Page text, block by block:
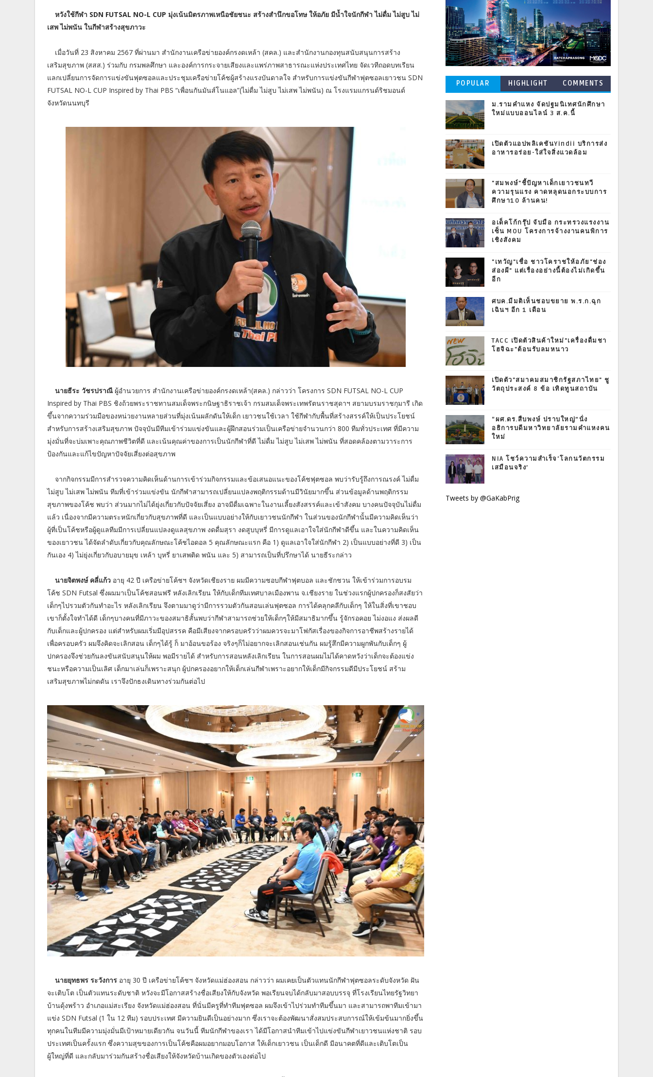
หวังใช้กีฬา SDN FUTSAL NO-L CUP มุ่งเน้นมิตรภาพเหนือชัยชนะ สร้างสำนึกขอโทษ ให้อภัย มีน้ำใจนักกีฬา ไม่ดื่ม ไม่สูบ ไม่
เสพ ไม่พนัน ในกีฬาสร้างสุขภาวะ
เมื่อวันที่ 23 สิงหาคม 2567 ที่ผ่านมา สำนักงานเครือข่ายองค์กรงดเหล้า (สคล.) และสำนักงานกองทุนสนับสนุนการสร้าง
เสริมสุขภาพ (สสส.) ร่วมกับ กรมพลศึกษา และองค์การกระจายเสียงและแพร่ภาพสาธารณะแห่งประเทศไทย จัดเวทีถอดบทเรียน
แลกเปลี่ยนการจัดการแข่งขันฟุตซอลและประชุมเครือข่ายโค้ชผู้สร้างแรงบันดาลใจ สำหรับการแข่งขันกีฬาฟุตซอลเยาวชน SDN
FUTSAL NO-L CUP Inspired by Thai PBS “เพื่อนกันมันส์โนแอล”(ไม่ดื่ม ไม่สูบ ไม่เสพ ไม่พนัน) ณ โรงแรมแกรนด์ริชมอนด์
จังหวัดนนทบุรี
นายธีระ วัชรปราณี ผู้อำนวยการ สำนักงานเครือข่ายองค์กรงดเหล้า(สคล.) กล่าวว่า โครงการ SDN FUTSAL NO-L CUP
Inspired by Thai PBS ชิงถ้วยพระราชทานสมเด็จพระกนิษฐาธิราชเจ้า กรมสมเด็จพระเทพรัตนราชสุดาฯ สยามบรมราชกุมารี เกิด
ขึ้นจากความร่วมมือของหน่วยงานหลายส่วนที่มุ่งเน้นผลักดันให้เด็ก เยาวชนใช้เวลา ใช้กีฬากับพื้นที่สร้างสรรค์ให้เป็นประโยชน์
สำหรับการสร้างเสริมสุขภาพ ปัจจุบันมีทีมเข้าร่วมแข่งขันและผู้ฝึกสอนร่วมเป็นเครือข่ายจำนวนกว่า 800 ทีมทั่วประเทศ ที่มีความ
มุ่งมั่นที่จะบ่มเพาะคุณภาพชีวิตที่ดี และเน้นคุณค่าของการเป็นนักกีฬาที่ดี ไม่ดื่ม ไม่สูบ ไม่เสพ ไม่พนัน ที่สอดคล้องตามวาระการ
ป้องกันและแก้ไขปัญหาปัจจัยเสี่ยงต่อสุขภาพ
จากกิจกรรมมีการสำรวจความคิดเห็นด้านการเข้าร่วมกิจกรรมและข้อเสนอแนะของโค้ชฟุตซอล พบว่ารับรู้ถึงการณรงค์ ไม่ดื่ม
ไม่สูบ ไม่เสพ ไม่พนัน ทีมที่เข้าร่วมแข่งขัน นักกีฬาสามารถเปลี่ยนแปลงพฤติกรรมด้านมีวินัยมากขึ้น ส่วนข้อมูลด้านพฤติกรรม
สุขภาพของโค้ช พบว่า ส่วนมากไม่ได้ยุ่งเกี่ยวกับปัจจัยเสี่ยง อาจมีดื่มเฉพาะในงานเลี้ยงสังสรรค์และเข้าสังคม บางคนปัจจุบันไม่ดื่ม
แล้ว เนื่องจากมีความตระหนักเกี่ยวกับสุขภาพที่ดี และเป็นแบบอย่างให้กับเยาวชนนักกีฬา ในส่วนของนักกีฬานั้นมีความคิดเห็นว่า
ผู้ที่เป็นโค้ชหรือผู้ดูแลทีมมีการเปลี่ยนแปลงดูแลสุขภาพ งดดื่มสุรา งดสูบบุหรี่ มีการดูแลเอาใจใส่นักกีฬาดีขึ้น และในความคิดเห็น
ของเยาวชน ได้จัดลำดับเกี่ยวกับคุณลักษณะโค้ชไอดอล 5 คุณลักษณะแรก คือ 1) ดูแลเอาใจใส่นักกีฬา 2) เป็นแบบอย่างที่ดี 3) เป็น
กันเอง 4) ไม่ยุ่งเกี่ยวกับอบายมุข เหล้า บุหรี่ ยาเสพติด พนัน และ 5) สามารถเป็นที่ปรึกษาได้ นายธีระกล่าว
นายจิตพงษ์ คลี่แก้ว อายุ 42 ปี เครือข่ายโค้ชฯ จังหวัดเชียงราย ผมมีความชอบกีฬาฟุตบอล และชักชวน ให้เข้าร่วมการอบรม
โค้ช SDN Futsal ซึ่งผมมาเป็นโค้ชสอนฟรี หลังเลิกเรียน ให้กับเด็กทีมเทศบาลเมืองพาน จ.เชียงราย ในช่วงแรกผู้ปกครองก็สงสัยว่า
เด็กๆไปรวมตัวกันทำอะไร หลังเลิกเรียน จึงตามมาดูว่ามีการรวมตัวกันสอนเล่นฟุตซอล การได้คลุกคลีกับเด็กๆ ให้ในสิ่งที่เขาชอบ
เขาก็ตั้งใจทำได้ดี เด็กๆบางคนที่มีภาวะของสมาธิสั้นพบว่ากีฬาสามารถช่วยให้เด็กๆให้มีสมาธิมากขึ้น รู้จักรอคอย ไม่งอแง ส่งผลดี
กับเด็กและผู้ปกครอง แต่สำหรับผมเริ่มมีอุปสรรค คือมีเสียงจากครอบครัวว่าผมควรจะมาโฟกัสเรื่องของกิจการอาชีพสร้างรายได้
เพื่อครอบครัว ผมจึงคิดจะเลิกสอน เด็กๆได้รู้ ก็ มาอ้อนขอร้อง จริงๆก็ไม่อยากจะเลิกสอนเช่นกัน ผมรู้สึกมีความผูกพันกับเด็กๆ ผู้
ปกครองจึงช่วยกันลงขันสนับสนุนให้ผม พอมีรายได้ สำหรับการสอนหลังเลิกเรียน ในการสอนผมไม่ได้คาดหวังว่าเด็กจะต้องแข่ง
ชนะหรือความเป็นเลิศ เด็กมาเล่นก็เพราะสนุก ผู้ปกครองอยากให้เด็กเล่นกีฬาเพราะอยากให้เด็กมีกิจกรรมดีมีประโยชน์ สร้าม
เสริมสุขภาพไม่กดดัน เราจึงปักธงเดินทางร่วมกันต่อไป
นายยุทธพร ระวังการ อายุ 30 ปี เครือข่ายโค้ชฯ จังหวัดแม่ฮ่องสอน กล่าวว่า ผมเคยเป็นตัวแทนนักกีฬาฟุตซอลระดับจังหวัด ฝัน
จะเติบโต เป็นตัวแทนระดับชาติ หวังจะมีโอกาสสร้างชื่อเสียงให้กับจังหวัด พอเรียนจบได้กลับมาสอบบรรจุ ที่โรงเรียนไทยรัฐวิทยา
บ้านดุ้งพร้าว อำเภอแม่สะเรียง จังหวัดแม่ฮ่องสอน ที่นั่นมีครูที่ทำทีมฟุตซอล ผมจึงเข้าไปร่วมทำทีมขึ้นมา และสามารถพาทีมเข้ามา
แข่ง SDN Futsal (1 ใน 12 ทีม) รอบประเทศ มีความยินดีเป็นอย่างมาก ซึ่งเราจะต้องพัฒนาสั่งสมประสบการณ์ให้เข้มข้นมากยิ่งขึ้น
ทุกคนในทีมมีความมุ่งมั่นมีเป้าหมายเดียวกัน จนวันนี้ ทีมนักกีฬาของเรา ได้มีโอกาสนำทีมเข้าไปแข่งขันกีฬาเยาวชนแห่งชาติ รอบ
ประเทศเป็นครั้งแรก ซึ่งความสุขของการเป็นโค้ชคือผมอยากมอบโอกาส ให้เด็กเยาวชน เป็นเด็กดี มีอนาคตที่ดีและเติบโตเป็น
ผู้ใหญ่ที่ดี และกลับมาร่วมกันสร้างชื่อเสียงให้จังหวัดบ้านเกิดของตัวเองต่อไป
POPULAR
POSTS
HIGHLIGHT COMMENTS
ม.รามคำแหง จัดปฐมนิเทศนักศึกษา
ใหม่แบบออนไลน์ 3 ส.ค.นี้
เปิดตัวแอปพลิเคชันYindii บริการส่ง
อาหารอร่อย-ใส่ใจสิ่งแวดล้อม
"สมพงษ์"ชี้ปัญหาเด็กเยาวชนทวี
ความรุนแรง คาดหลุดนอกระบบการ
ศึกษา10 ล้านคน!
อเด็คโก้กรุ๊ป จับมือ กระทรวงแรงงาน
เซ็น MOU โครงการจ้างงานคนพิการ
เชิงสังคม
"เทวัญ"เชื่อ ชาวโคราชให้อภัย"ช่อง
ส่องผี" แต่เรื่องอย่างนี้ต้องไม่เกิดขึ้น
อีก
ศบค.มีมติเห็นชอบขยาย พ.ร.ก.ฉุก
เฉินฯ อีก 1 เดือน
TACC เปิดตัวสินค้าใหม่"เครื่องดื่มชา
โฮจิฉะ"ต้อนรับลมหนาว
เปิดตัว"สมาคมสมาชิกรัฐสภาไทย" ชู
วัตถุประสงค์ 8 ข้อ เทิดทูนสถาบัน
“ผศ.ดร.สืบพงษ์ ปราบใหญ่”นั่ง
อธิการบดีมหาวิทยาลัยรามคำแหงคน
ใหม่
NIA โชว์ความสำเร็จ‘โลกนวัตกรรม
เสมือนจริง’
Tweets by @GaKabPrig